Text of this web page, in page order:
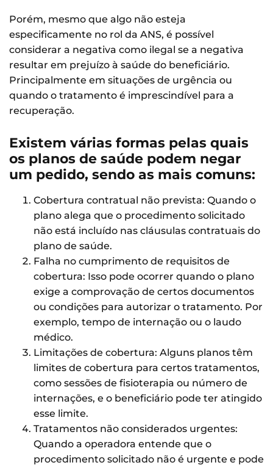
Porém, mesmo que algo não esteja
especificamente no rol da ANS, é possível
considerar a negativa como ilegal se a negativa
resultar em prejuízo à saúde do beneficiário.
Principalmente em situações de urgência ou
quando o tratamento é imprescindível para a
recuperação.
Existem várias formas pelas quais
os planos de saúde podem negar
um pedido, sendo as mais comuns:
Cobertura contratual não prevista: Quando o
plano alega que o procedimento solicitado
não está incluído nas cláusulas contratuais do
plano de saúde.
Falha no cumprimento de requisitos de
cobertura: Isso pode ocorrer quando o plano
exige a comprovação de certos documentos
ou condições para autorizar o tratamento. Por
exemplo, tempo de internação ou o laudo
médico.
Limitações de cobertura: Alguns planos têm
limites de cobertura para certos tratamentos,
como sessões de fisioterapia ou número de
internações, e o beneficiário pode ter atingido
esse limite.
Tratamentos não considerados urgentes:
Quando a operadora entende que o
procedimento solicitado não é urgente e pode